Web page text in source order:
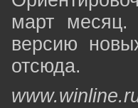
март
версию
отсюда.